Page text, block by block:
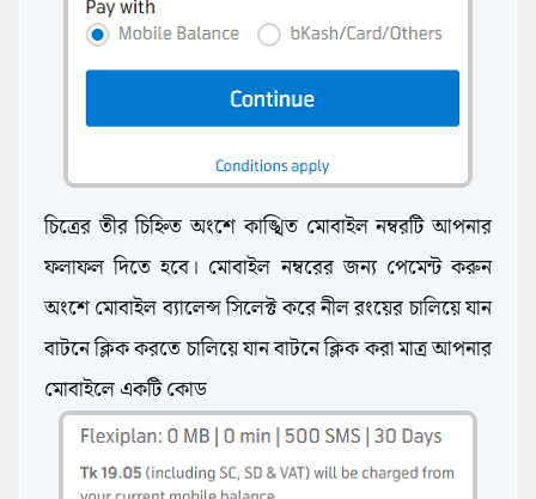
চিত্রের তীর চিহ্নিত অংশে কাঙ্খিত মোবাইল নম্বরটি আপনার
ফলাফল দিতে হবে। মোবাইল নম্বরের জন্য পেমেন্ট করুন
অংশে মোবাইল ব্যালেন্স সিলেক্ট করে নীল রংয়ের চালিয়ে যান
বাটনে ক্লিক করতে চালিয়ে যান বাটনে ক্লিক করা মাত্র আপনার
মোবাইলে একটি কোড